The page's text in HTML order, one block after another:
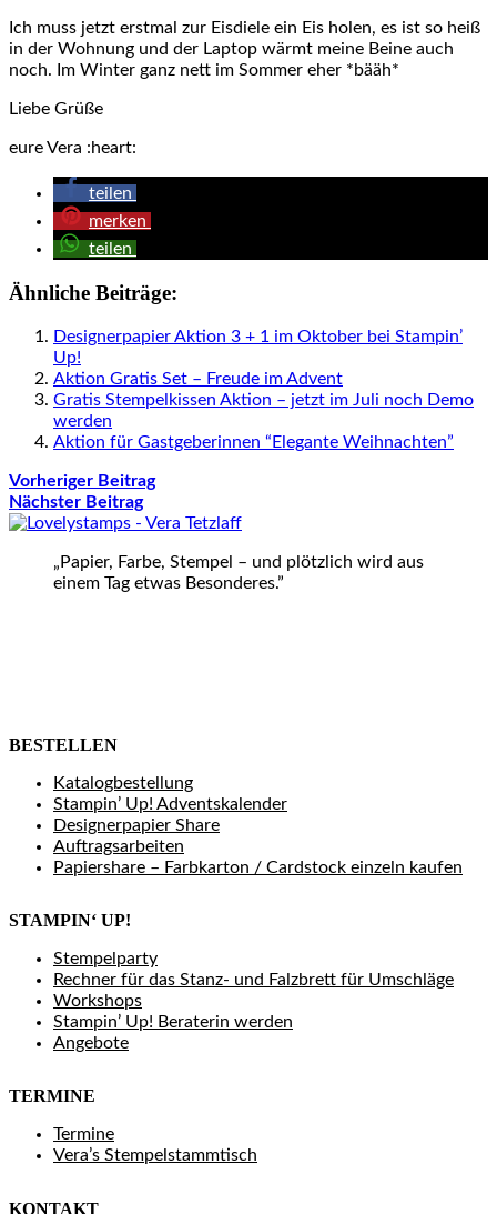
Ich muss jetzt erstmal zur Eisdiele ein Eis holen, es ist so heiß
in der Wohnung und der Laptop wärmt meine Beine auch
noch. Im Winter ganz nett im Sommer eher *bääh*
Liebe Grüße
eure Vera :heart:
teilen
merken
teilen
Ähnliche Beiträge:
Designerpapier Aktion 3 + 1 im Oktober bei Stampin’
Up!
Aktion Gratis Set – Freude im Advent
Gratis Stempelkissen Aktion – jetzt im Juli noch Demo
werden
Aktion für Gastgeberinnen “Elegante Weihnachten”
Vorheriger Beitrag
Nächster Beitrag
„Papier, Farbe, Stempel – und plötzlich wird aus
einem Tag etwas Besonderes.”
BESTELLEN
Katalogbestellung
Stampin’ Up! Adventskalender
Designerpapier Share
Auftragsarbeiten
Papiershare – Farbkarton / Cardstock einzeln kaufen
STAMPIN‘ UP!
Stempelparty
Rechner für das Stanz- und Falzbrett für Umschläge
Workshops
Stampin’ Up! Beraterin werden
Angebote
TERMINE
Termine
Vera’s Stempelstammtisch
KONTAKT